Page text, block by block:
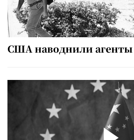
США наводнили